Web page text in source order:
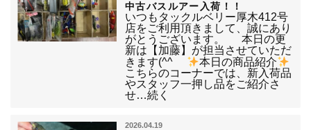
中古バスルアー入荷！！
いつもタックルベリー厚木412号
店をご利用頂きまして、誠にあり
がとうございます。 本日の更
新は【加藤】が担当させていただ
きます(^^ゞ
本日の商品紹介
こちらのコーナーでは、新入荷品
やスタッフ一押し品をご紹介さ
せ…続く
2026.04.19